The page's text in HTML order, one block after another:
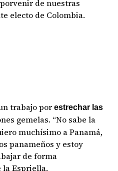
de nuestras
electo de Colombia.
trabajo porestrechar las
gemelas. “No sabe la
muchísimo a Panamá,
panameños y estoy
de forma
la Espriella.